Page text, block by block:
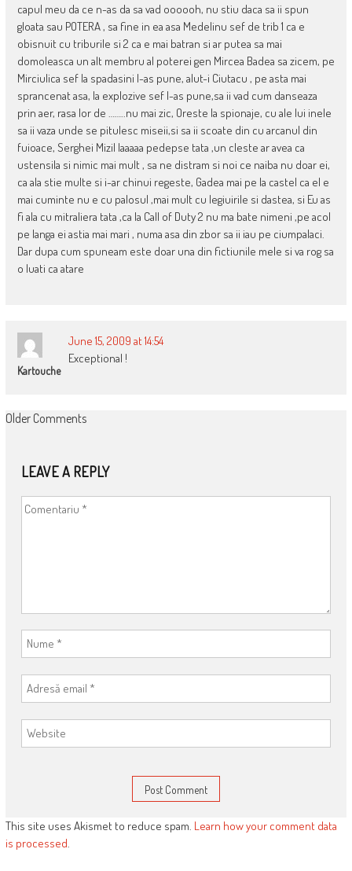
capul meu da ce n-as da sa vad oooooh, nu stiu daca sa ii spun
gloata sau POTERA , sa fine in ea asa Medelinu sef de trib 1 ca e
obisnuit cu triburile si 2 ca e mai batran si ar putea sa mai
domoleasca un alt membru al poterei gen Mircea Badea sa zicem, pe
Mirciulica sef la spadasini l-as pune, alut-i Ciutacu , pe asta mai
sprancenat asa, la explozive sef l-as pune,sa ii vad cum danseaza
prin aer, rasa lor de ……..nu mai zic, Oreste la spionaje, cu ale lui inele
sa ii vaza unde se pitulesc miseii,si sa ii scoate din cu arcanul din
fuioace, Serghei Mizil laaaaa pedepse tata ,un cleste ar avea ca
ustensila si nimic mai mult , sa ne distram si noi ce naiba nu doar ei,
ca ala stie multe si i-ar chinui regeste, Gadea mai pe la castel ca el e
mai cuminte nu e cu palosul ,mai mult cu legiuirile si dastea, si Eu as
fi ala cu mitraliera tata ,ca la Call of Duty 2 nu ma bate nimeni ,pe acol
pe langa ei astia mai mari , numa asa din zbor sa ii iau pe ciumpalaci.
Dar dupa cum spuneam este doar una din fictiunile mele si va rog sa
o luati ca atare
Kartouche
June 15, 2009 at 14:54
Exceptional !
COMMENT
Older Comments
LEAVE A REPLY
This site uses Akismet to reduce spam. Learn how your comment data
is processed